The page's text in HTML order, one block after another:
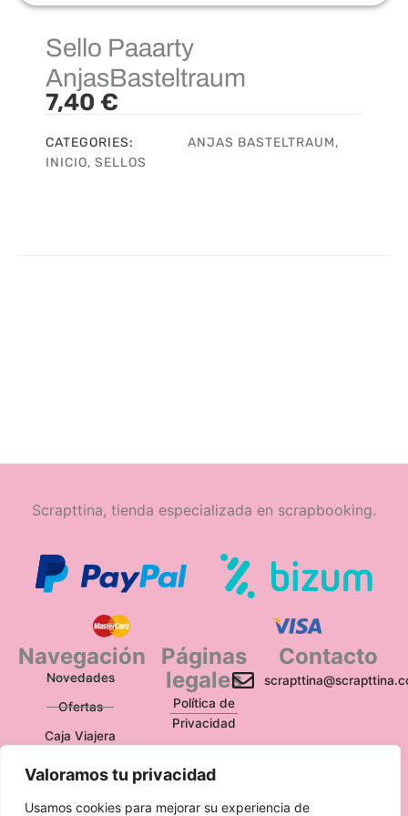
Valoramos tu privacidad
Usamos cookies para mejorar su experiencia de
Sello Paaarty
AnjasBasteltraum
7,40 €
CATEGORIES: ANJAS BASTELTRAUM,
INICIO, SELLOS
Scrapttina, tienda especializada en scrapbooking.
Navegación
Novedades
Ofertas
Caja Viajera
Páginas
legales
Política de
Privacidad
Política de
Devoluciones
Contacto